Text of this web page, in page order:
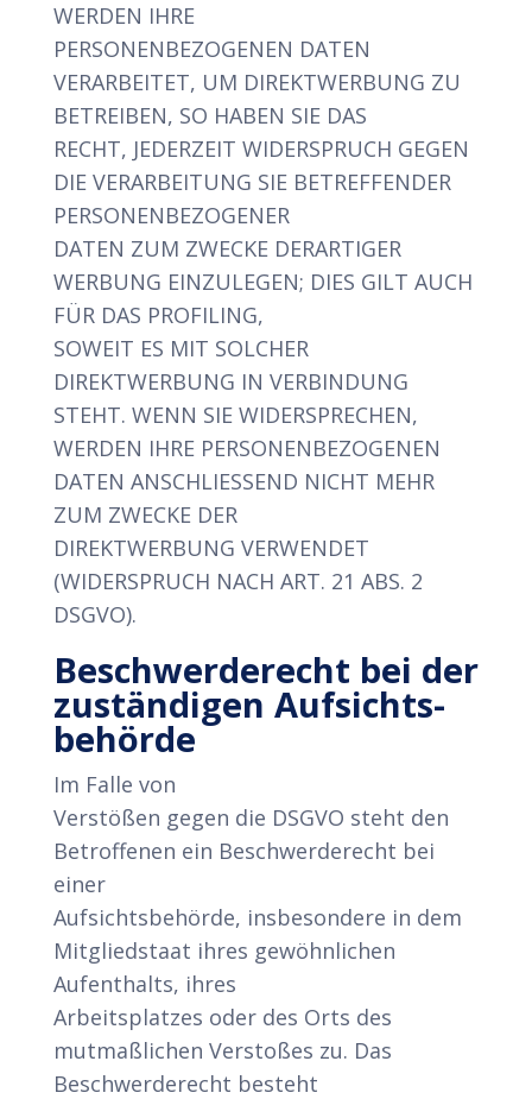
WERDEN IHRE
PERSONENBEZOGENEN DATEN
VERARBEITET, UM DIREKTWERBUNG ZU
BETREIBEN, SO HABEN SIE DAS
RECHT, JEDERZEIT WIDERSPRUCH GEGEN
DIE VERARBEITUNG SIE BETREFFENDER
PERSONENBEZOGENER
DATEN ZUM ZWECKE DERARTIGER
WERBUNG EINZULEGEN; DIES GILT AUCH
FÜR DAS PROFILING,
SOWEIT ES MIT SOLCHER
DIREKTWERBUNG IN VERBINDUNG
STEHT. WENN SIE WIDERSPRECHEN,
WERDEN IHRE PERSONENBEZOGENEN
DATEN ANSCHLIESSEND NICHT MEHR
ZUM ZWECKE DER
DIREKTWERBUNG VERWENDET
(WIDERSPRUCH NACH ART. 21 ABS. 2
DSGVO).
Beschwerde­recht bei der
zuständigen Aufsichts­
behörde
Im Falle von
Verstößen gegen die DSGVO steht den
Betroffenen ein Beschwerderecht bei
einer
Aufsichtsbehörde, insbesondere in dem
Mitgliedstaat ihres gewöhnlichen
Aufenthalts, ihres
Arbeitsplatzes oder des Orts des
mutmaßlichen Verstoßes zu. Das
Beschwerderecht besteht